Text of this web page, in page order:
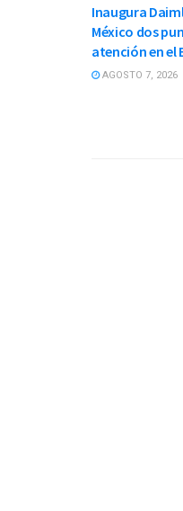
Inaugura
México dos
atención en el
AGOSTO 7, 2026